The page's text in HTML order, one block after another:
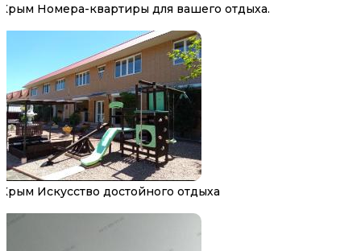
Крым Номера-квартиры для вашего отдыха.
Крым Искусство достойного отдыха